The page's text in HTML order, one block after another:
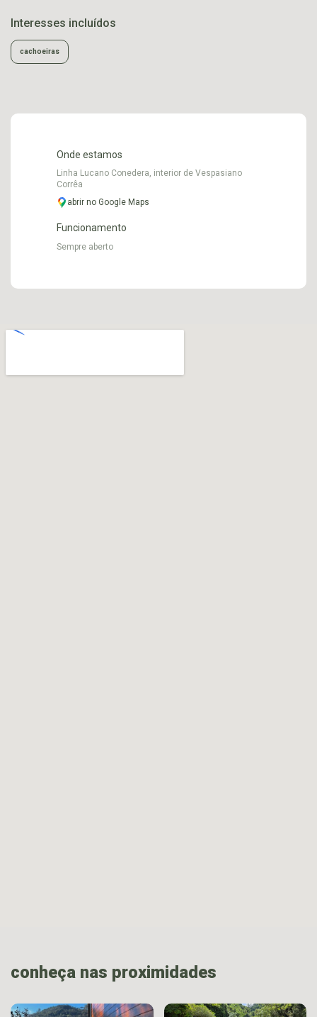
Interesses incluídos
cachoeiras
Onde estamos
Linha Lucano Conedera, interior de Vespasiano
Corrêa
abrir no Google Maps
Funcionamento
Sempre aberto
conheça nas proximidades